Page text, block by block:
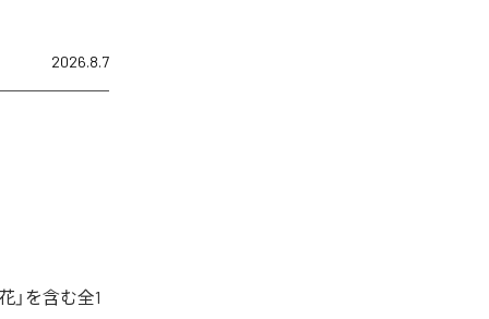
2026.8.7
」を含む全1